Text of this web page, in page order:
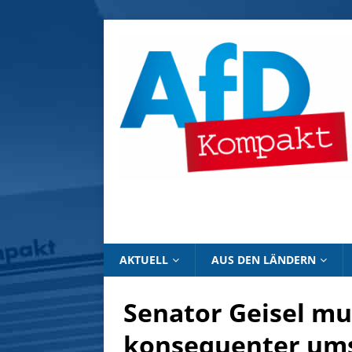
AKTUELL AUS DEN LÄNDERN
Senator Geisel
konsequenter